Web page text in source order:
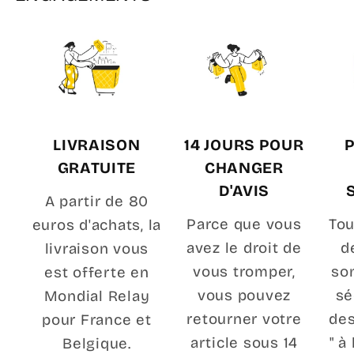
LIVRAISON
GRATUITE
A partir de 80
euros d'achats, la
livraison vous
est offerte en
Mondial Relay
pour France et
Belgique.
14 JOURS POUR
CHANGER
D'AVIS
Parce que vous
avez le droit de
vous tromper,
vous pouvez
retourner votre
article sous 14
" à